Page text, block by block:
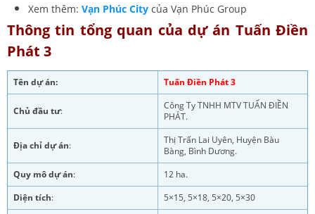
Xem thêm: Vạn Phúc City của Vạn Phúc Group
Thông tin tổng quan của dự án Tuấn Điền
Phát 3
Tên dự án: Tuấn Điền Phát 3
Chủ đầu tư:
Công Ty TNHH MTV TUẤN ĐIỀN
PHÁT.
Địa chỉ dự án:
Thị Trấn Lai Uyên, Huyện Bàu
Bàng, Bình Dương.
Quy mô dự án:
12 ha.
Diện tích:
5×15, 5×18, 5×20, 5×30